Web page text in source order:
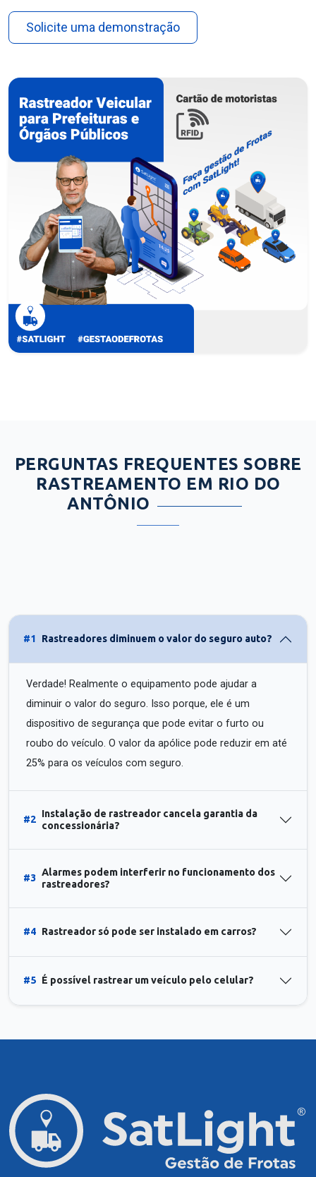
Solicite uma demonstração
PERGUNTAS FREQUENTES SOBRE
RASTREAMENTO EM RIO DO
ANTÔNIO
#1 Rastreadores diminuem o valor do seguro auto?
Verdade! Realmente o equipamento pode ajudar a
diminuir o valor do seguro. Isso porque, ele é um
dispositivo de segurança que pode evitar o furto ou
roubo do veículo. O valor da apólice pode reduzir em até
25% para os veículos com seguro.
#2
Instalação de rastreador cancela garantia da
concessionária?
#3
Alarmes podem interferir no funcionamento dos
rastreadores?
#4 Rastreador só pode ser instalado em carros?
#5 É possível rastrear um veículo pelo celular?